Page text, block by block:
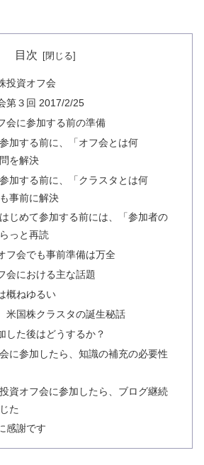
目次
投資オフ会
第３回 2017/2/25
会に参加する前の準備
加する前に、「オフ会とは何
を解決
加する前に、「クラスタとは何
事前に解決
じめて参加する前には、「参加者の
っと再読
フ会でも事前準備は万全
会における主な話題
概ねゆるい
米国株クラスタの誕生秘話
した後はどうするか？
に参加したら、知識の補充の必要性
資オフ会に参加したら、ブログ継続
た
感謝です